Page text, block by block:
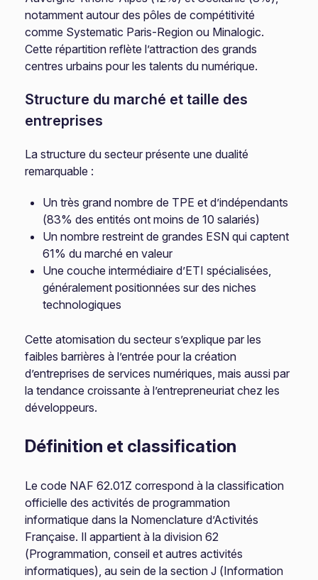
notamment autour des pôles de compétitivité
comme Systematic Paris-Region ou Minalogic.
Cette répartition reflète l’attraction des grands
centres urbains pour les talents du numérique.
Structure du marché et taille des
entreprises
La structure du secteur présente une dualité
remarquable :
Un très grand nombre de TPE et d’indépendants
(83% des entités ont moins de 10 salariés)
Un nombre restreint de grandes ESN qui captent
61% du marché en valeur
Une couche intermédiaire d’ETI spécialisées,
généralement positionnées sur des niches
technologiques
Cette atomisation du secteur s’explique par les
faibles barrières à l’entrée pour la création
d’entreprises de services numériques, mais aussi par
la tendance croissante à l’entrepreneuriat chez les
développeurs.
Définition et classification
Le code NAF 62.01Z correspond à la classification
officielle des activités de programmation
informatique dans la Nomenclature d’Activités
Française. Il appartient à la division 62
(Programmation, conseil et autres activités
informatiques), au sein de la section J (Information